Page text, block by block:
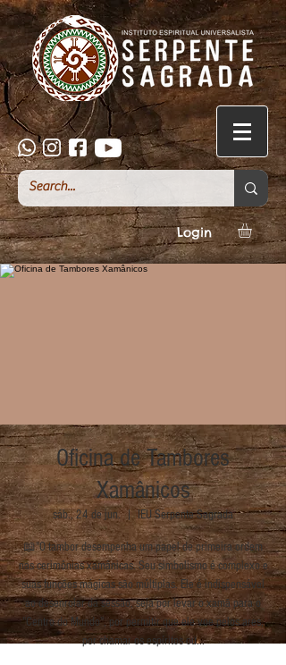
Login
Oficina de Tambores
Xamânicos
sáb., 24 de jun.
  |
IEU Serpente Sagrada
📖"O tambor desempenha um papel de primeira ordem
nas cerimônias xamânicas. Seu simbolismo é complexo e
suas funções mágicas são múltiplas. Ele é indispensável
ao desenrolar da sessão, seja por levar o xamã para o
"Centro do Mundo", por permitir que ele voe pelos ares,
por chamar os espíritos ou...